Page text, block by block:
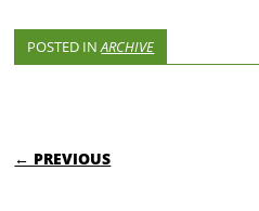
POSTED INARCHIVE
POST
← PREVIOUS